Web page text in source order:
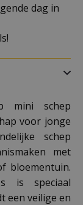
dag in
mini schep
voor jonge
schep
met
bloementuin.
is speciaal
een veilige en